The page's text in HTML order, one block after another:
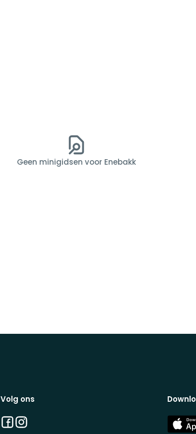
Geen minigidsen voor Enebakk
Volg ons
Facebook
Instagram
App
Store